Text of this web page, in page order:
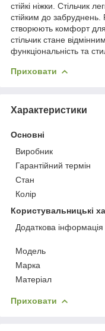
стійкі ніжки. Стільчик
стійким до забруднень.
створюють комфорт
стільчик стане
функціональність та
Приховати
Характеристики
Основні
Виробник
Гарантійний термін
Стан
Колір
Користувальницькі
Додаткова інформація
Мoдель
Марка
Матеріал
Приховати